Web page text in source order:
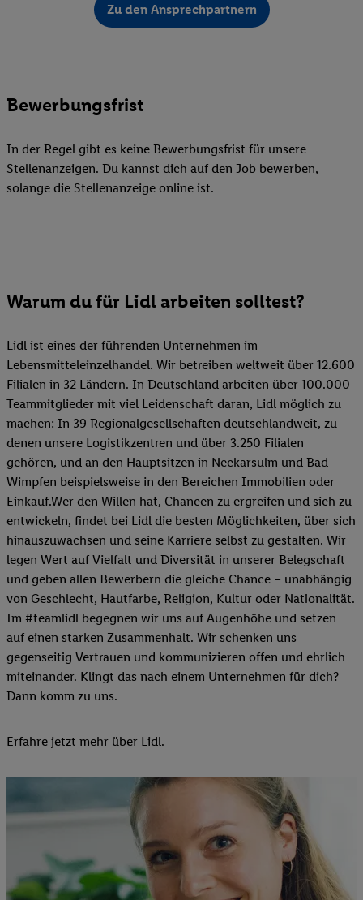
Zu den Ansprechpartnern
Bewerbungsfrist
In der Regel gibt es keine Bewerbungsfrist für unsere
Stellenanzeigen. Du kannst dich auf den Job bewerben,
solange die Stellenanzeige online ist.
Warum du für Lidl arbeiten solltest?
Lidl ist eines der führenden Unternehmen im
Lebensmitteleinzelhandel. Wir betreiben weltweit über 12.600
Filialen in 32 Ländern. In Deutschland arbeiten über 100.000
Teammitglieder mit viel Leidenschaft daran, Lidl möglich zu
machen: In 39 Regionalgesellschaften deutschlandweit, zu
denen unsere Logistikzentren und über 3.250 Filialen
gehören, und an den Hauptsitzen in Neckarsulm und Bad
Wimpfen beispielsweise in den Bereichen Immobilien oder
Einkauf.Wer den Willen hat, Chancen zu ergreifen und sich zu
entwickeln, findet bei Lidl die besten Möglichkeiten, über sich
hinauszuwachsen und seine Karriere selbst zu gestalten. Wir
legen Wert auf Vielfalt und Diversität in unserer Belegschaft
und geben allen Bewerbern die gleiche Chance – unabhängig
von Geschlecht, Hautfarbe, Religion, Kultur oder Nationalität.
Im #teamlidl begegnen wir uns auf Augenhöhe und setzen
auf einen starken Zusammenhalt. Wir schenken uns
gegenseitig Vertrauen und kommunizieren offen und ehrlich
miteinander. Klingt das nach einem Unternehmen für dich?
Dann komm zu uns.​
Erfahre jetzt mehr über Lidl.